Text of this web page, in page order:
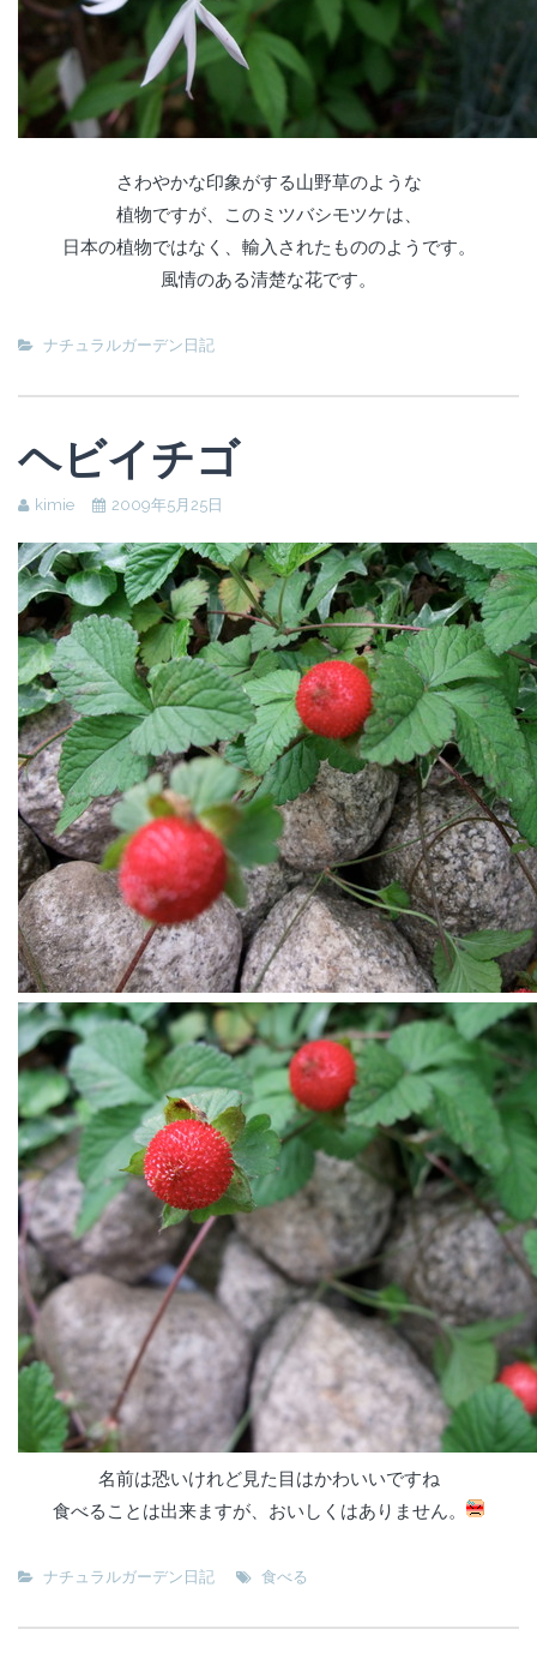
さわやかな印象がする山野草のような
植物ですが、このミツバシモツケは、
日本の植物ではなく、輸入されたもののようです。
風情のある清楚な花です。
ナチュラルガーデン日記
ヘビイチゴ
kimie 2009年5月25日
名前は恐いけれど見た目はかわいいですね
食べることは出来ますが、おいしくはありません。
ナチュラルガーデン日記 食べる